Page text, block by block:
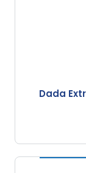
Dada